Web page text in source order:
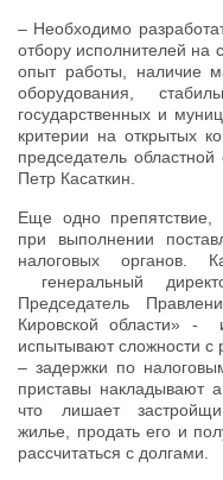
– Необходимо
отбору исполнителей на
опыт работы, наличие
оборудования,
государственных и
критерии на открытых
председатель
Петр Касаткин.
Еще одно препятствие,
при выполнении
налоговых органов.
генеральный
Председатель
Кировской области» -
испытывают сложности с
– задержки по
приставы накладывают
что лишает
жилье, продать его и
рассчитаться с долгами.